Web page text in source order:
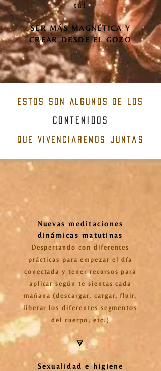
tú!
SER MÁS MAGNÉTICA Y
CREAR DESDE EL GOZO
estos son Algunos de los
contenidos
que vivenciaremos juntas
Nuevas meditaciones
dinámicas matutinas
Despertando con diferentes
prácticas para empezar el día
conectada y tener recursos para
aplicar según te sientas cada
mañana (descargar, cargar, fluir,
liberar los diferentes segmentos
del cuerpo, etc.)
🜃
Sexualidad e higiene